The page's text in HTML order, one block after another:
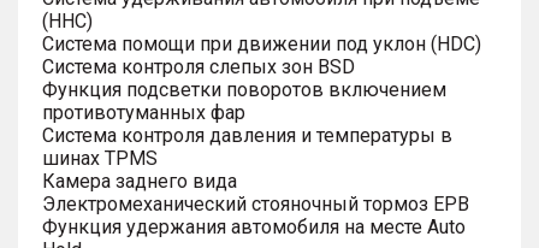
(HHC)
Система помощи при движении под уклон (HDC)
Система контроля слепых зон BSD
Функция подсветки поворотов включением
противотуманных фар
Система контроля давления и температуры в
шинах TPMS
Камера заднего вида
Электромеханический стояночный тормоз EPB
Функция удержания автомобиля на месте Auto